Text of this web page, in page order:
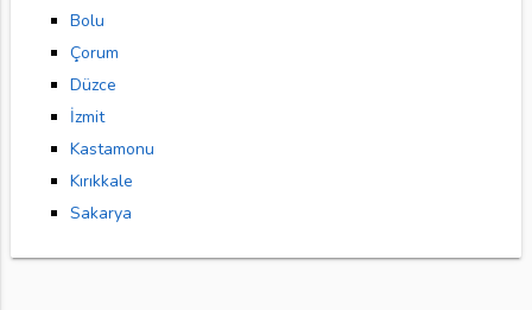
Bolu
Çorum
Düzce
İzmit
Kastamonu
Kırıkkale
Sakarya